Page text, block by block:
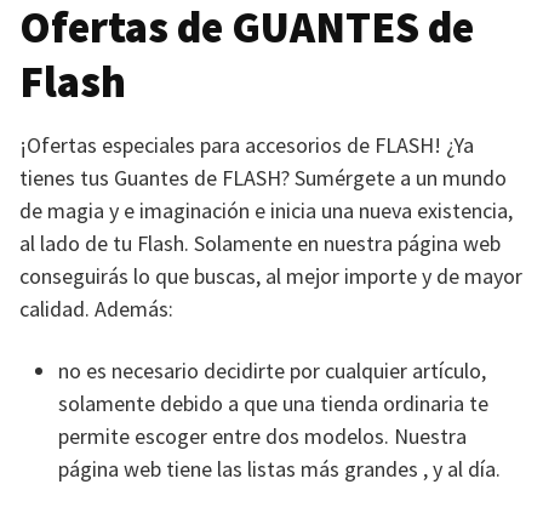
Ofertas de GUANTES de
Flash
¡Ofertas especiales para accesorios de FLASH! ¿Ya
tienes tus Guantes de FLASH? Sumérgete a un mundo
de magia y e imaginación e inicia una nueva existencia,
al lado de tu Flash. Solamente en nuestra página web
conseguirás lo que buscas, al mejor importe y de mayor
calidad. Además:
no es necesario decidirte por cualquier artículo,
solamente debido a que una tienda ordinaria te
permite escoger entre dos modelos. Nuestra
página web tiene las listas más grandes , y al día.